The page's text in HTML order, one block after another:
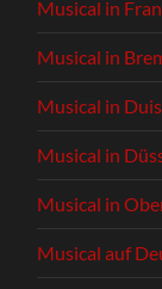
Musical in
Musical in
Musical in
Musical in
Musical in
Musical auf